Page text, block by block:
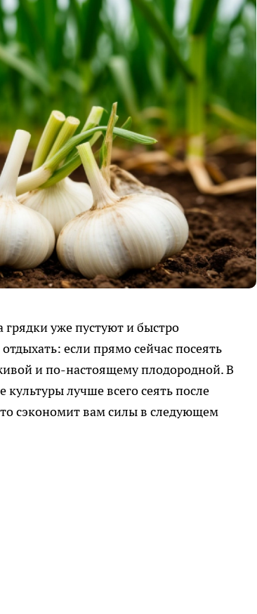
уже пустуют и быстро
если прямо сейчас посеять
и по-настоящему плодородной. В
лучше всего сеять после
сэкономит вам силы в следующем